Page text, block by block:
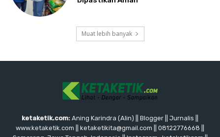
Muat lebih banyak
ketaketik.com: Aning Karindra (Alin) || Blogger || Jurnalis ||
www.ketaketik.com || ketaketikita@gmail.com || 08122776668 ||